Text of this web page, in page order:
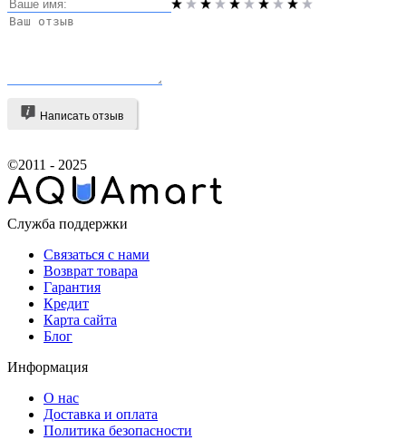
Написать отзыв
©2011 - 2025
Служба поддержки
Связаться с нами
Возврат товара
Гарантия
Кредит
Карта сайта
Блог
Информация
О нас
Доставка и оплата
Политика безопасности